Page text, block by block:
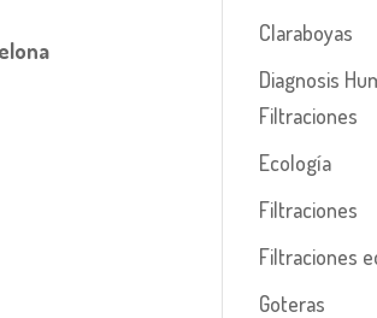
Claraboyas
Diagnosis
Filtraciones
Ecología
Filtraciones
Filtraciones
Goteras